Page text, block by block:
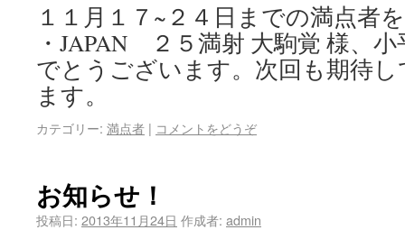
１１月１７~２４日までの満点者
・JAPAN ２５満射 大駒覚 様、
でとうございます。次回も期待
ます。
カテゴリー: 満点者 | コメントをどうぞ
お知らせ！
投稿日: 2013年11月24日 作成者: admin